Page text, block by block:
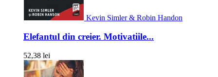
Kevin Simler & Robin Handon
Elefantul din creier. Motivatiile...
52,38 lei